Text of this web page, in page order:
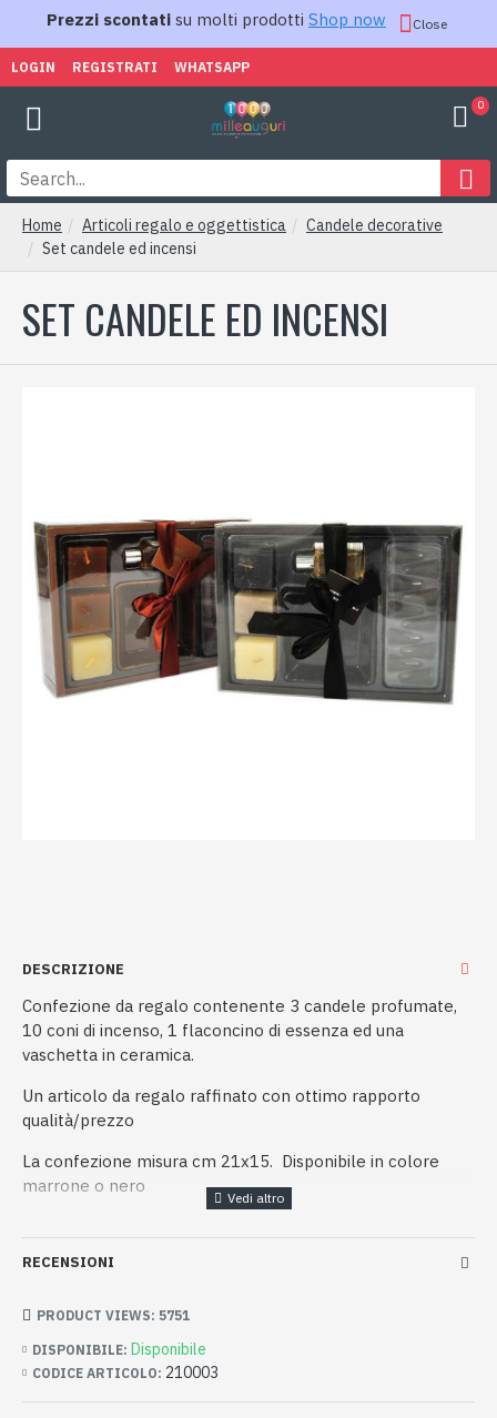
Prezzi scontati su molti prodotti Shop now Close
LOGIN REGISTRATI WHATSAPP
0
Home Articoli regalo e oggettistica
Candele decorative
Set candele ed incensi
SET CANDELE ED INCENSI
DESCRIZIONE
Confezione da regalo contenente 3 candele profumate,
10 coni di incenso, 1 flaconcino di essenza ed una
vaschetta in ceramica.
Un articolo da regalo raffinato con ottimo rapporto
qualità/prezzo
La confezione misura cm 21x15. Disponibile in colore
marrone o nero
RECENSIONI
DISPONIBILE: Disponibile
CODICE ARTICOLO: 210003
PRODUCT VIEWS: 5751